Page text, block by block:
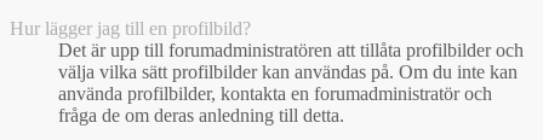
Hur lägger jag till en profilbild?
Det är upp till forumadministratören att tillåta profilbilder och
välja vilka sätt profilbilder kan användas på. Om du inte kan
använda profilbilder, kontakta en forumadministratör och
fråga de om deras anledning till detta.